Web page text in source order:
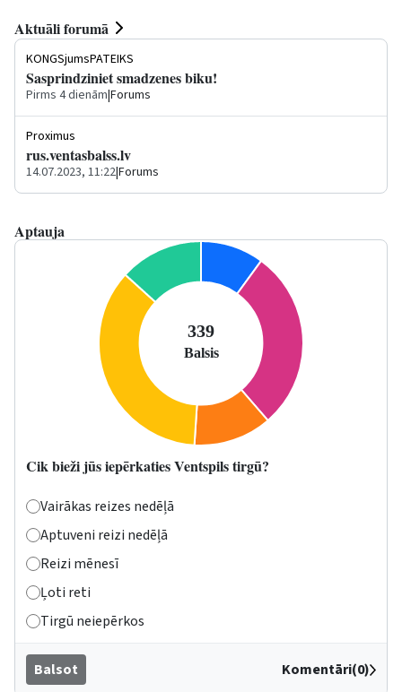
Aktuāli forumā
KONGSjumsPATEIKS
Sasprindziniet smadzenes biku!
Pirms 4 dienām|Forums
Proximus
rus.ventasbalss.lv
14.07.2023, 11:22|Forums
Aptauja
Cik bieži jūs iepērkaties Ventspils tirgū?
Vairākas reizes nedēļā
Aptuveni reizi nedēļā
Reizi mēnesī
Ļoti reti
Tirgū neiepērkos
Balsot Komentāri(0)